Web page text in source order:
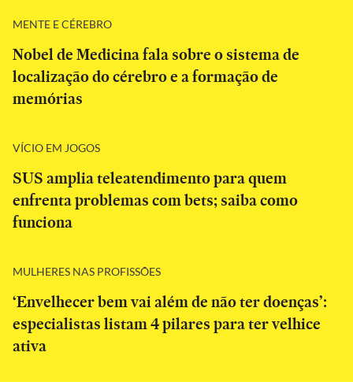
MENTE E CÉREBRO
Nobel de Medicina fala sobre o sistema de
localização do cérebro e a formação de
memórias
VÍCIO EM JOGOS
SUS amplia teleatendimento para quem
enfrenta problemas com bets; saiba como
funciona
MULHERES NAS PROFISSÕES
‘Envelhecer bem vai além de não ter doenças’:
especialistas listam 4 pilares para ter velhice
ativa